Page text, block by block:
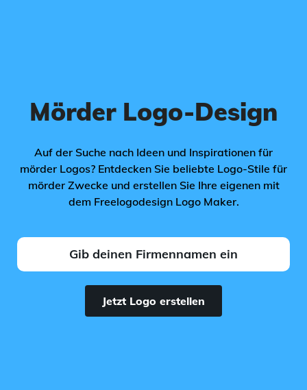
Mörder Logo-Design
Auf der Suche nach Ideen und Inspirationen für
mörder Logos? Entdecken Sie beliebte Logo-Stile für
mörder Zwecke und erstellen Sie Ihre eigenen mit
dem Freelogodesign Logo Maker.
Jetzt Logo erstellen